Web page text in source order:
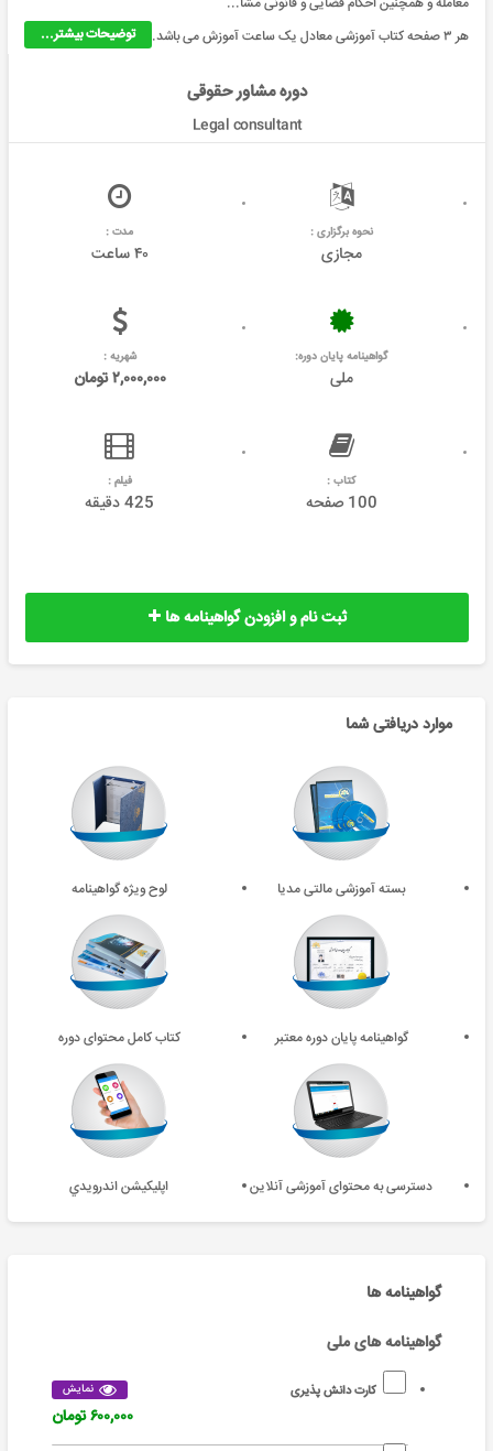
توضیحات بیشتر...
هر ۳ صفحه کتاب آموزشی معادل یک ساعت آموزش می باشد.
دوره مشاور حقوقی
Legal consultant
نحوه برگزاری :
مجازی
مدت :
۴۰ ساعت
گواهینامه پایان دوره:
ملی
شهریه :
۲,۰۰۰,۰۰۰ تومان
کتاب :
100 صفحه
فیلم :
425 دقیقه
ثبت نام و افزودن گواهینامه ها
موارد دریافتی شما
بسته آموزشی مالتی مدیا لوح ویژه گواهینامه
گواهینامه پایان دوره معتبر کتاب کامل محتوای دوره
دسترسی به محتوای آموزشی آنلاین اپليکيشن اندرويدي
گواهینامه ها
گواهینامه های ملی
کارت دانش پذیری نمایش
۶۰۰,۰۰۰ تومان